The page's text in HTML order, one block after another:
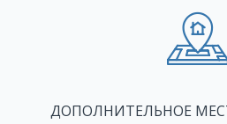
ДОПОЛНИТЕЛЬНОЕ